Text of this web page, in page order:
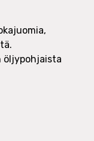
öljypohjaista